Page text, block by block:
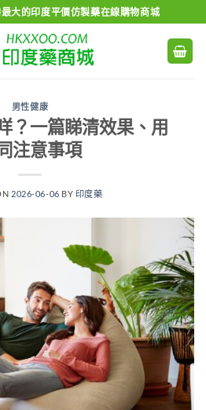
大的印度平價仿製藥在線購物商城
男性健康
？一篇睇清效果、用
注意事項
2026-06-06 BY 印度藥